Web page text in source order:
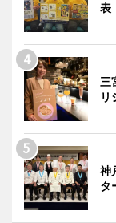
表
三
リ
神
タ